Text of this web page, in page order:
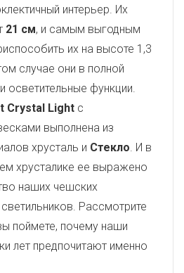
интерьер. Их
21 см, и самым выгодным
их на высоте 1,3
случае они в полной
осветительные функции.
Crystal Light с
выполнена из
хрусталь и Стекло. И в
хрусталике ее выражено
наших чешских
Рассмотрите
поймете, почему наши
лет предпочитают именно